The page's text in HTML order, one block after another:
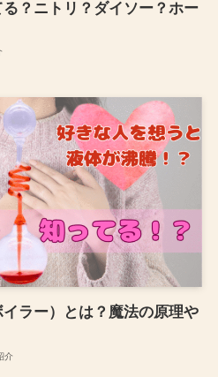
？ニトリ？ダイソー？ホー
ラー）とは？魔法の原理や
介